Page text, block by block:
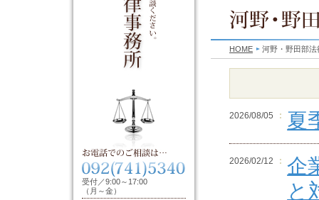
受付／9:00～17:00
（月～金）
HOME 河野・野田部
2026/08/05 夏
2026/02/12
企
と